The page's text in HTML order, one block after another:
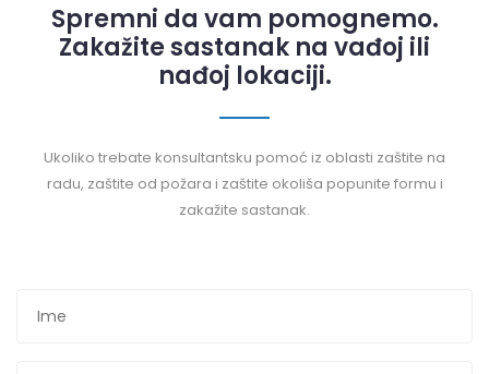
Spremni da vam pomognemo.
Zakažite sastanak na vađoj ili
nađoj lokaciji.
Ukoliko trebate konsultantsku pomoć iz oblasti zaštite na
radu, zaštite od požara i zaštite okoliša popunite formu i
zakažite sastanak.